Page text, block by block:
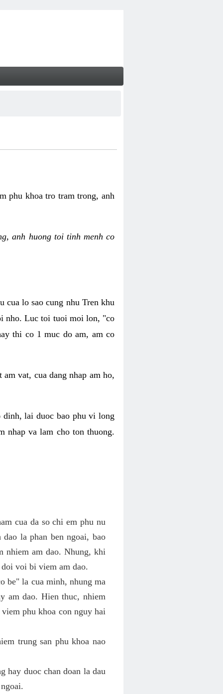
phu khoa tro tram trong, anh
anh huong toi tinh menh co
cua lo sao cung nhu Tren khu
nho. Luc toi tuoi moi lon, "co
thi co 1 muc do am, am co
vat, cua dang nhap am ho,
lai duoc bao phu vi long
nhap va lam cho ton thuong.
cua da so chi em phu nu
la phan ben ngoai, bao
nhiem am dao. Nhung, khi
voi bi viem am dao.
be" la cua minh, nhung ma
am dao. Hien thuc, nhiem
phu khoa con nguy hai
trung san phu khoa nao
hay duoc chan doan la dau